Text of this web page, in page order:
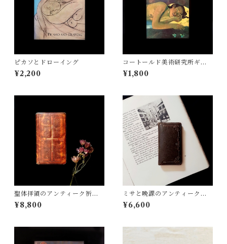
ピカソとドローイング
¥2,200
コートールド美術研究所ギャ
ラリーのコレクション
¥1,800
聖体拝領のアンティーク祈祷
書
¥8,800
ミサと晩課のアンティーク祈
祷書
¥6,600